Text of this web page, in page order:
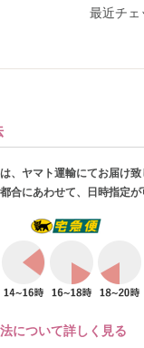
最近チェ
、ヤマト運輸にてお届け致
合にあわせて、日時指定が
について詳しく見る